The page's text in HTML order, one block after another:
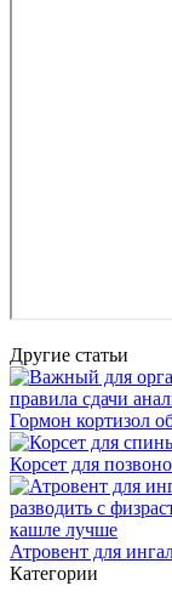
Другие статьи
Гормон кортизол
Корсет для
Атровент для
Категории